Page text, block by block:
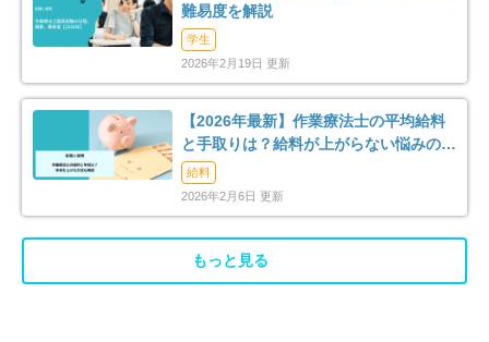
難易度を解説
学生
2026年2月19日 更新
【2026年最新】作業療法士の平均給料
と手取りは？給料が上がらない悩みの解
消法まで解説
給料
2026年2月6日 更新
もっと見る